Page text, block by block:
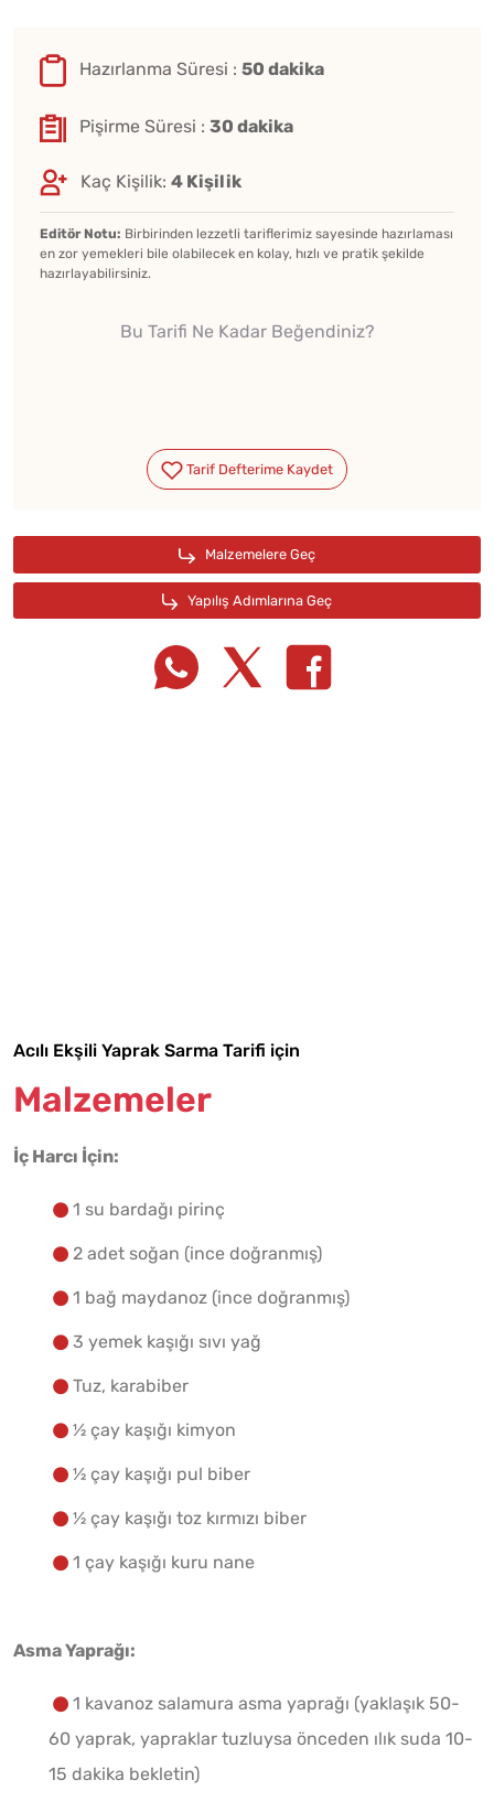
Hazırlanma Süresi : 50 dakika
Pişirme Süresi : 30 dakika
Kaç Kişilik: 4 Kişilik
Editör Notu: Birbirinden lezzetli tariflerimiz sayesinde hazırlaması
en zor yemekleri bile olabilecek en kolay, hızlı ve pratik şekilde
hazırlayabilirsiniz.
Bu Tarifi Ne Kadar Beğendiniz?
Acılı Ekşili Yaprak Sarma Tarifi için
Malzemeler
İç Harcı İçin:
1 su bardağı pirinç
2 adet soğan (ince doğranmış)
1 bağ maydanoz (ince doğranmış)
3 yemek kaşığı sıvı yağ
Tuz, karabiber
½ çay kaşığı kimyon
½ çay kaşığı pul biber
½ çay kaşığı toz kırmızı biber
1 çay kaşığı kuru nane
Asma Yaprağı:
1 kavanoz salamura asma yaprağı (yaklaşık 50-
60 yaprak, yapraklar tuzluysa önceden ılık suda 10-
15 dakika bekletin)